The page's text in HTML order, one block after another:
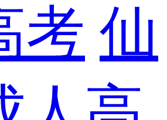
考 仙